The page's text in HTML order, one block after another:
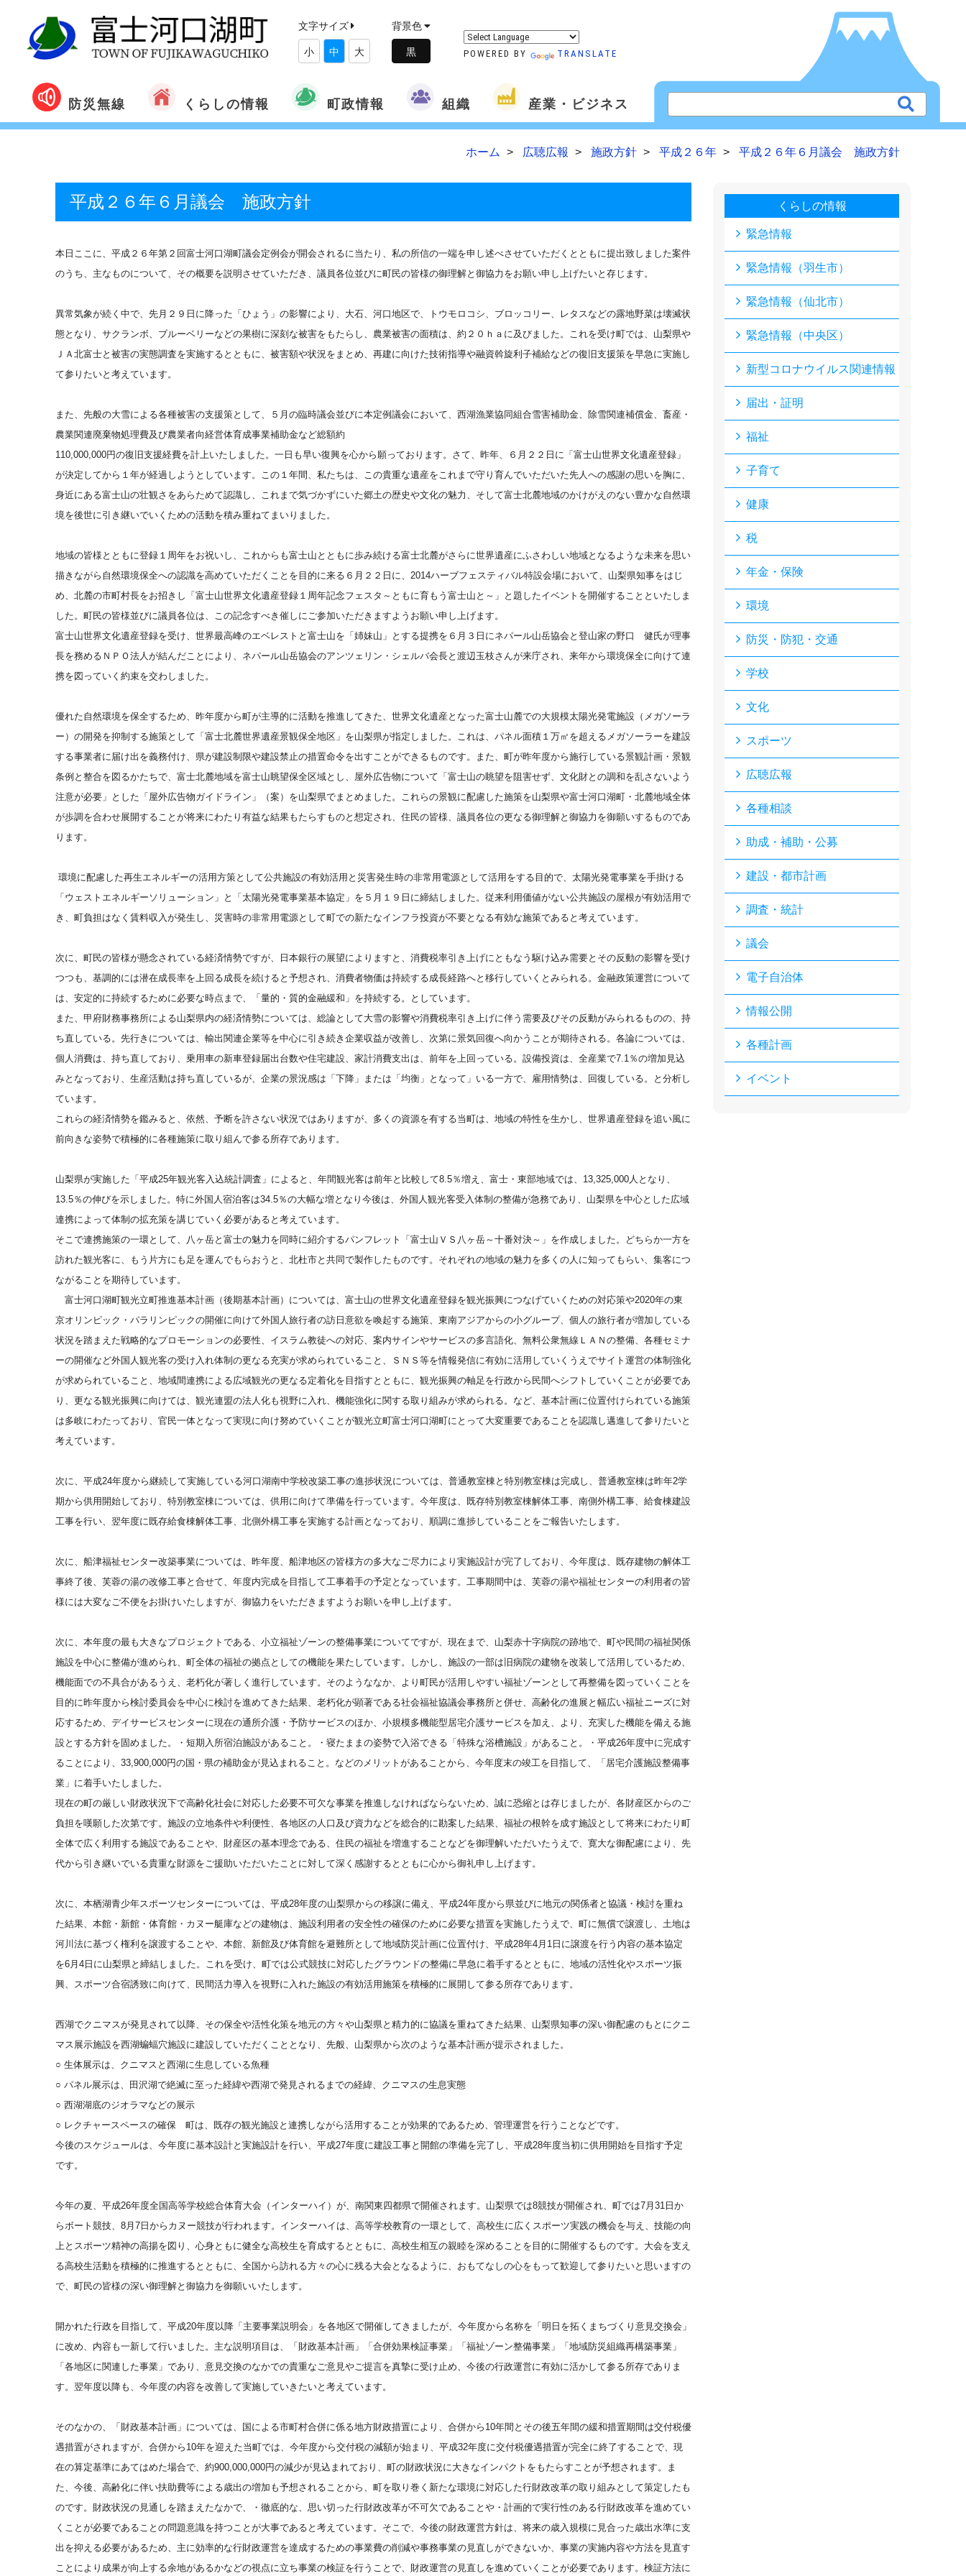
文字サイズ
小 中 大
背景色
POWERED BY TRANSLATE
防災無線 くらしの情報 町政情報 組織 産業・ビジネス
ホーム 広聴広報 施政方針 平成２６年 平成２６年６月議会 施政方針
平成２６年６月議会 施政方針
本日ここに、平成２６年第２回富士河口湖町議会定例会が開会されるに当たり、私の所信の一端を申し述べさせていただくとともに提出致しました案件
のうち、主なものについて、その概要を説明させていただき、議員各位並びに町民の皆様の御理解と御協力をお願い申し上げたいと存じます。
異常気象が続く中で、先月２９日に降った「ひょう」の影響により、大石、河口地区で、トウモロコシ、ブロッコリー、レタスなどの露地野菜は壊滅状
態となり、サクランボ、ブルーベリーなどの果樹に深刻な被害をもたらし、農業被害の面積は、約２０ｈａに及びました。これを受け町では、山梨県や
ＪＡ北富士と被害の実態調査を実施するとともに、被害額や状況をまとめ、再建に向けた技術指導や融資斡旋利子補給などの復旧支援策を早急に実施し
て参りたいと考えています。
また、先般の大雪による各種被害の支援策として、５月の臨時議会並びに本定例議会において、西湖漁業協同組合雪害補助金、除雪関連補償金、畜産・
農業関連廃棄物処理費及び農業者向経営体育成事業補助金など総額約
110,000,000円の復旧支援経費を計上いたしました。一日も早い復興を心から願っております。 さて、昨年、６月２２日に「富士山世界文化遺産登録」
が決定してから１年が経過しようとしています。この１年間、私たちは、この貴重な遺産をこれまで守り育んでいただいた先人への感謝の思いを胸に、
身近にある富士山の壮観さをあらためて認識し、これまで気づかずにいた郷土の歴史や文化の魅力、そして富士北麓地域のかけがえのない豊かな自然環
境を後世に引き継いでいくための活動を積み重ねてまいりました。
地域の皆様とともに登録１周年をお祝いし、これからも富士山とともに歩み続ける富士北麓がさらに世界遺産にふさわしい地域となるような未来を思い
描きながら自然環境保全への認識を高めていただくことを目的に来る６月２２日に、 2014ハーブフェスティバル特設会場において、山梨県知事をはじ
め、北麓の市町村長をお招きし「富士山世界文化遺産登録１周年記念フェスタ～ともに育もう富士山と～」と題したイベントを開催することといたしま
した。町民の皆様並びに議員各位は、この記念すべき催しにご参加いただきますようお願い申し上げます。
富士山世界文化遺産登録を受け、世界最高峰のエベレストと富士山を「姉妹山」とする提携を６月３日にネパール山岳協会と登山家の野口 健氏が理事
長を務めるＮＰＯ法人が結んだことにより、ネパール山岳協会のアンツェリン・シェルバ会長と渡辺玉枝さんが来庁され、来年から環境保全に向けて連
携を図っていく約束を交わしました。
優れた自然環境を保全するため、昨年度から町が主導的に活動を推進してきた、世界文化遺産となった富士山麓での大規模太陽光発電施設（メガソーラ
ー）の開発を抑制する施策として「富士北麓世界遺産景観保全地区」を山梨県が指定しました。これは、パネル面積１万㎡を超えるメガソーラーを建設
する事業者に届け出を義務付け、県が建設制限や建設禁止の措置命令を出すことができるものです。また、町が昨年度から施行している景観計画・景観
条例と整合を図るかたちで、富士北麓地域を富士山眺望保全区域とし、屋外広告物について「富士山の眺望を阻害せず、文化財との調和を乱さないよう
注意が必要」とした「屋外広告物ガイドライン」（案）を山梨県でまとめました。これらの景観に配慮した施策を山梨県や富士河口湖町・北麓地域全体
が歩調を合わせ展開することが将来にわたり有益な結果もたらすものと想定され、住民の皆様、議員各位の更なる御理解と御協力を御願いするものであ
ります。
環境に配慮した再生エネルギーの活用方策として公共施設の有効活用と災害発生時の非常用電源として活用をする目的で、太陽光発電事業を手掛ける
「ウェストエネルギーソリューション」と「太陽光発電事業基本協定」を５月１９日に締結しました。従来利用価値がない公共施設の屋根が有効活用で
き、町負担はなく賃料収入が発生し、災害時の非常用電源として町での新たなインフラ投資が不要となる有効な施策であると考えています。
次に、町民の皆様が懸念されている経済情勢ですが、日本銀行の展望によりますと、消費税率引き上げにともなう駆け込み需要とその反動の影響を受け
つつも、基調的には潜在成長率を上回る成長を続けると予想され、消費者物価は持続する成長経路へと移行していくとみられる。金融政策運営について
は、安定的に持続するために必要な時点まで、「量的・質的金融緩和」を持続する。としています。
また、甲府財務事務所による山梨県内の経済情勢については、総論として大雪の影響や消費税率引き上げに伴う需要及びその反動がみられるものの、持
ち直している。先行きについては、輸出関連企業等を中心に引き続き企業収益が改善し、次第に景気回復へ向かうことが期待される。各論については、
個人消費は、持ち直しており、乗用車の新車登録届出台数や住宅建設、家計消費支出は、前年を上回っている。設備投資は、全産業で7.1％の増加見込
みとなっており、生産活動は持ち直しているが、企業の景況感は「下降」または「均衡」となって」いる一方で、雇用情勢は、回復している。と分析し
ています。
これらの経済情勢を鑑みると、依然、予断を許さない状況ではありますが、多くの資源を有する当町は、地域の特性を生かし、世界遺産登録を追い風に
前向きな姿勢で積極的に各種施策に取り組んで参る所存であります。
山梨県が実施した「平成25年観光客入込統計調査」によると、年間観光客は前年と比較して8.5％増え、富士・東部地域では、13,325,000人となり、
13.5％の伸びを示しました。特に外国人宿泊客は34.5％の大幅な増となり今後は、外国人観光客受入体制の整備が急務であり、山梨県を中心とした広域
連携によって体制の拡充策を講じていく必要があると考えています。
そこで連携施策の一環として、八ヶ岳と富士の魅力を同時に紹介するパンフレット「富士山ＶＳ八ヶ岳～十番対決～」を作成しました。どちらか一方を
訪れた観光客に、もう片方にも足を運んでもらおうと、北杜市と共同で製作したものです。それぞれの地域の魅力を多くの人に知ってもらい、集客につ
ながることを期待しています。
富士河口湖町観光立町推進基本計画（後期基本計画）については、富士山の世界文化遺産登録を観光振興につなげていくための対応策や2020年の東
京オリンピック・パラリンピックの開催に向けて外国人旅行者の訪日意欲を喚起する施策、東南アジアからの小グループ、個人の旅行者が増加している
状況を踏まえた戦略的なプロモーションの必要性、イスラム教徒への対応、案内サインやサービスの多言語化、無料公衆無線ＬＡＮの整備、各種セミナ
ーの開催など外国人観光客の受け入れ体制の更なる充実が求められていること、ＳＮＳ等を情報発信に有効に活用していくうえでサイト運営の体制強化
が求められていること、地域間連携による広域観光の更なる定着化を目指すとともに、観光振興の軸足を行政から民間へシフトしていくことが必要であ
り、更なる観光振興に向けては、観光連盟の法人化も視野に入れ、機能強化に関する取り組みが求められる。など、基本計画に位置付けられている施策
は多岐にわたっており、官民一体となって実現に向け努めていくことが観光立町富士河口湖町にとって大変重要であることを認識し邁進して参りたいと
考えています。
次に、平成24年度から継続して実施している河口湖南中学校改築工事の進捗状況については、普通教室棟と特別教室棟は完成し、普通教室棟は昨年2学
期から供用開始しており、特別教室棟については、供用に向けて準備を行っています。今年度は、既存特別教室棟解体工事、南側外構工事、給食棟建設
工事を行い、翌年度に既存給食棟解体工事、北側外構工事を実施する計画となっており、順調に進捗していることをご報告いたします。
次に、船津福祉センター改築事業については、昨年度、船津地区の皆様方の多大なご尽力により実施設計が完了しており、今年度は、既存建物の解体工
事終了後、芙蓉の湯の改修工事と合せて、年度内完成を目指して工事着手の予定となっています。工事期間中は、芙蓉の湯や福祉センターの利用者の皆
様には大変なご不便をお掛けいたしますが、御協力をいただきますようお願いを申し上げます。
次に、本年度の最も大きなプロジェクトである、小立福祉ゾーンの整備事業についてですが、現在まで、山梨赤十字病院の跡地で、町や民間の福祉関係
施設を中心に整備が進められ、町全体の福祉の拠点としての機能を果たしています。しかし、施設の一部は旧病院の建物を改装して活用しているため、
機能面での不具合があるうえ、老朽化が著しく進行しています。そのようななか、より町民が活用しやすい福祉ゾーンとして再整備を図っていくことを
目的に昨年度から検討委員会を中心に検討を進めてきた結果、老朽化が顕著である社会福祉協議会事務所と併せ、高齢化の進展と幅広い福祉ニーズに対
応するため、デイサービスセンターに現在の通所介護・予防サービスのほか、小規模多機能型居宅介護サービスを加え、より、充実した機能を備える施
設とする方針を固めました。・短期入所宿泊施設があること。・寝たままの姿勢で入浴できる「特殊な浴槽施設」があること。・平成26年度中に完成す
ることにより、33,900,000円の国・県の補助金が見込まれること。などのメリットがあることから、今年度末の竣工を目指して、「居宅介護施設整備事
業」に着手いたしました。
現在の町の厳しい財政状況下で高齢化社会に対応した必要不可欠な事業を推進しなければならないため、誠に恐縮とは存じましたが、各財産区からのご
負担を嘆願した次第です。施設の立地条件や利便性、各地区の人口及び資力などを総合的に勘案した結果、福祉の根幹を成す施設として将来にわたり町
全体で広く利用する施設であることや、財産区の基本理念である、住民の福祉を増進することなどを御理解いただいたうえで、寛大な御配慮により、先
代から引き継いでいる貴重な財源をご援助いただいたことに対して深く感謝するとともに心から御礼申し上げます。
次に、本栖湖青少年スポーツセンターについては、平成28年度の山梨県からの移譲に備え、平成24年度から県並びに地元の関係者と協議・検討を重ね
た結果、本館・新館・体育館・カヌー艇庫などの建物は、施設利用者の安全性の確保のために必要な措置を実施したうえで、町に無償で譲渡し、土地は
河川法に基づく権利を譲渡することや、本館、新館及び体育館を避難所として地域防災計画に位置付け、平成28年4月1日に譲渡を行う内容の基本協定
を6月4日に山梨県と締結しました。これを受け、町では公式競技に対応したグラウンドの整備に早急に着手するとともに、地域の活性化やスポーツ振
興、スポーツ合宿誘致に向けて、民間活力導入を視野に入れた施設の有効活用施策を積極的に展開して参る所存であります。
西湖でクニマスが発見されて以降、その保全や活性化策を地元の方々や山梨県と精力的に協議を重ねてきた結果、山梨県知事の深い御配慮のもとにクニ
マス展示施設を西湖蝙蝠穴施設に建設していただくこととなり、先般、山梨県から次のような基本計画が提示されました。
○ 生体展示は、クニマスと西湖に生息している魚種
○ パネル展示は、田沢湖で絶滅に至った経緯や西湖で発見されるまでの経緯、クニマスの生息実態
○ 西湖湖底のジオラマなどの展示
○ レクチャースペースの確保 町は、既存の観光施設と連携しながら活用することが効果的であるため、管理運営を行うことなどです。
今後のスケジュールは、今年度に基本設計と実施設計を行い、平成27年度に建設工事と開館の準備を完了し、平成28年度当初に供用開始を目指す予定
です。
今年の夏、平成26年度全国高等学校総合体育大会（インターハイ）が、南関東四都県で開催されます。山梨県では8競技が開催され、町では7月31日か
らボート競技、8月7日からカヌー競技が行われます。インターハイは、高等学校教育の一環として、高校生に広くスポーツ実践の機会を与え、技能の向
上とスポーツ精神の高揚を図り、心身ともに健全な高校生を育成するとともに、高校生相互の親睦を深めることを目的に開催するものです。大会を支え
る高校生活動を積極的に推進するとともに、全国から訪れる方々の心に残る大会となるように、おもてなしの心をもって歓迎して参りたいと思いますの
で、町民の皆様の深い御理解と御協力を御願いいたします。
開かれた行政を目指して、平成20年度以降「主要事業説明会」を各地区で開催してきましたが、今年度から名称を「明日を拓くまちづくり意見交換会」
に改め、内容も一新して行いました。主な説明項目は、「財政基本計画」「合併効果検証事業」「福祉ゾーン整備事業」「地域防災組織再構築事業」
「各地区に関連した事業」であり、意見交換のなかでの貴重なご意見やご提言を真摯に受け止め、今後の行政運営に有効に活かして参る所存でありま
す。翌年度以降も、今年度の内容を改善して実施していきたいと考えています。
そのなかの、「財政基本計画」については、国による市町村合併に係る地方財政措置により、合併から 10年間とその後五年間の緩和措置期間は交付税優
遇措置がされますが、合併から10年を迎えた当町では、今年度から交付税の減額が始まり、平成32年度に交付税優遇措置が完全に終了することで、現
在の算定基準にあてはめた場合で、約900,000,000円の減少が見込まれており、町の財政状況に大きなインパクトをもたらすことが予想されます。ま
た、今後、高齢化に伴い扶助費等による歳出の増加も予想されることから、町を取り巻く新たな環境に対応した行財政改革の取り組みとして策定したも
のです。財政状況の見通しを踏まえたなかで、・徹底的な、思い切った行財政改革が不可欠であることや・計画的で実行性のある行財政改革を進めてい
くことが必要であることの問題意識を持つことが大事であると考えています。そこで、今後の財政運営方針は、将来の歳入規模に見合った歳出水準に支
出を抑える必要があるため、主に効率的な行財政運営を達成するための事業費の削減や事務事業の見直しができないか、事業の実施内容や方法を見直す
ことにより成果が向上する余地があるかなどの視点に立ち事業の検証を行うことで、財政運営の見直しを進めていくことが必要であります。検証方法に
くらしの情報
緊急情報
緊急情報（羽生市）
緊急情報（仙北市）
緊急情報（中央区）
新型コロナウイルス関連情報
届出・証明
福祉
子育て
健康
税
年金・保険
環境
防災・防犯・交通
学校
文化
スポーツ
広聴広報
各種相談
助成・補助・公募
建設・都市計画
調査・統計
議会
電子自治体
情報公開
各種計画
イベント